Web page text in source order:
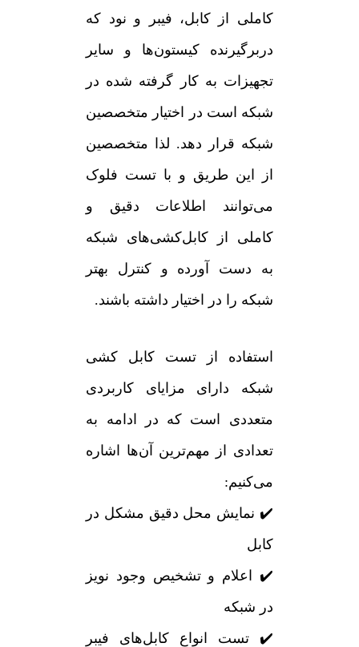
کاملی از کابل، فیبر و نود که
دربرگیرنده کیستون‌ها و سایر
تجهیزات به کار گرفته شده در
شبکه است در اختیار متخصصین
شبکه قرار دهد. لذا متخصصین
از این طریق و با تست فلوک
می‌توانند اطلاعات دقیق و
کاملی از کابل‌کشی‌های شبکه
به دست آورده و کنترل بهتر
شبکه را در اختیار داشته باشند.
استفاده از تست کابل کشی
شبکه دارای مزایای کاربردی
متعددی است که در ادامه به
تعدادی از مهم‌ترین آن‌ها اشاره
می‌کنیم:
✔️ نمایش محل دقیق مشکل در
کابل
✔️ اعلام و تشخیص وجود نویز
در شبکه
✔️ تست انواع کابل‌های فیبر